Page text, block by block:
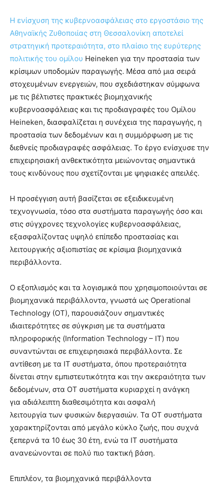
Η ενίσχυση της κυβερνοασφάλειας στο εργοστάσιο της
Αθηναϊκής Ζυθοποιίας στη Θεσσαλονίκη αποτελεί
στρατηγική προτεραιότητα, στο πλαίσιο της ευρύτερης
πολιτικής του ομίλου Heineken για την προστασία των
κρίσιμων υποδομών παραγωγής. Μέσα από μια σειρά
στοχευμένων ενεργειών, που σχεδιάστηκαν σύμφωνα
με τις βέλτιστες πρακτικές βιομηχανικής
κυβερνοασφάλειας και τις προδιαγραφές του Ομίλου
Heineken, διασφαλίζεται η συνέχεια της παραγωγής, η
προστασία των δεδομένων και η συμμόρφωση με τις
διεθνείς προδιαγραφές ασφάλειας. Το έργο ενίσχυσε την
επιχειρησιακή ανθεκτικότητα μειώνοντας σημαντικά
τους κινδύνους που σχετίζονται με ψηφιακές απειλές.
Η προσέγγιση αυτή βασίζεται σε εξειδικευμένη
τεχνογνωσία, τόσο στα συστήματα παραγωγής όσο και
στις σύγχρονες τεχνολογίες κυβερνοασφάλειας,
εξασφαλίζοντας υψηλό επίπεδο προστασίας και
λειτουργικής αξιοπιστίας σε κρίσιμα βιομηχανικά
περιβάλλοντα.
Ο εξοπλισμός και τα λογισμικά που χρησιμοποιούνται σε
βιομηχανικά περιβάλλοντα, γνωστά ως Operational
Technology (OT), παρουσιάζουν σημαντικές
ιδιαιτερότητες σε σύγκριση με τα συστήματα
πληροφορικής (Information Technology – IT) που
συναντώνται σε επιχειρησιακά περιβάλλοντα. Σε
αντίθεση με τα IT συστήματα, όπου προτεραιότητα
δίνεται στην εμπιστευτικότητα και την ακεραιότητα των
δεδομένων, στα OT συστήματα κυριαρχεί η ανάγκη
για αδιάλειπτη διαθεσιμότητα και ασφαλή
λειτουργία των φυσικών διεργασιών. Τα OT συστήματα
χαρακτηρίζονται από μεγάλο κύκλο ζωής, που συχνά
ξεπερνά τα 10 έως 30 έτη, ενώ τα IT συστήματα
ανανεώνονται σε πολύ πιο τακτική βάση.
Επιπλέον, τα βιομηχανικά περιβάλλοντα